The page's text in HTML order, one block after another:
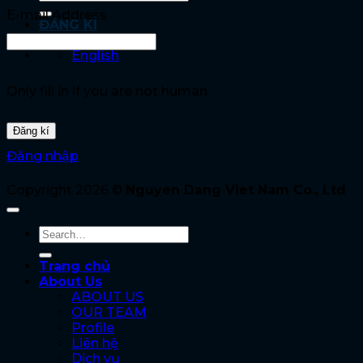
ĐĂNG KÍ
English
E-mail Address
Đăng nhập
Trang chủ
About Us
ABOUT US
OUR TEAM
Profile
Liên hệ
Dịch vụ